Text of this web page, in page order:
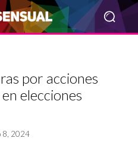
por acciones
elecciones
8, 2024